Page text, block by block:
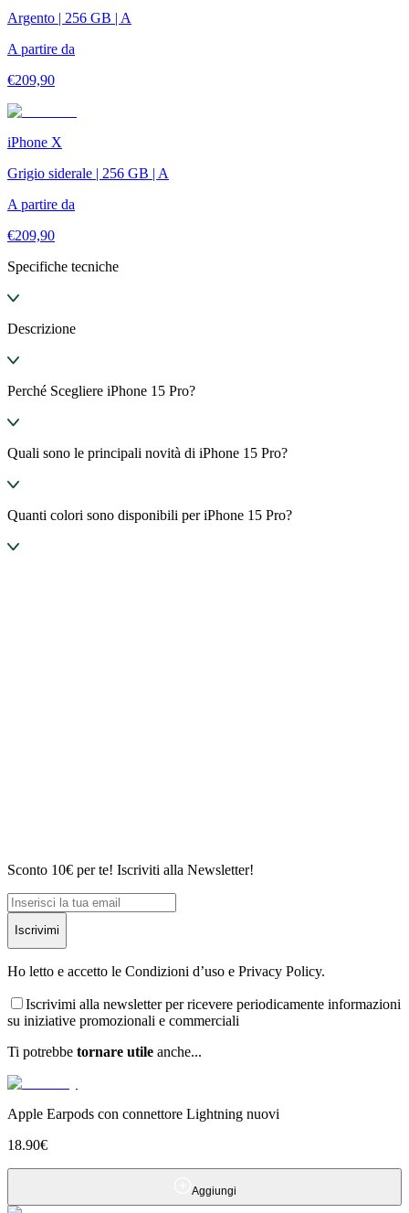
Argento | 256 GB | A
A partire da
€209,90
iPhone X
Grigio siderale | 256 GB | A
A partire da
€209,90
Specifiche tecniche
Descrizione
Perché Scegliere iPhone 15 Pro?
Quali sono le principali novità di iPhone 15 Pro?
Quanti colori sono disponibili per iPhone 15 Pro?
Sconto 10€ per te! Iscriviti alla Newsletter!
Iscrivimi
Ho letto e accetto le Condizioni d’uso e Privacy Policy.
Iscrivimi alla newsletter per ricevere periodicamente informazioni
su iniziative promozionali e commerciali
Ti potrebbe tornare utile anche...
Apple Earpods con connettore Lightning nuovi
18.90€
Aggiungi